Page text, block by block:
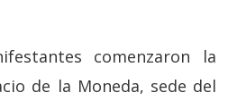
comenzaron la
de la Moneda, sede del